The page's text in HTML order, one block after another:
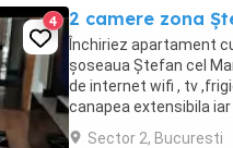
4 2 camere zona
Închiriez apartament
șoseaua Ștefan cel
de internet wifi , tv
canapea extensibila
sau 200 lei ...
Sector 2, Bucuresti